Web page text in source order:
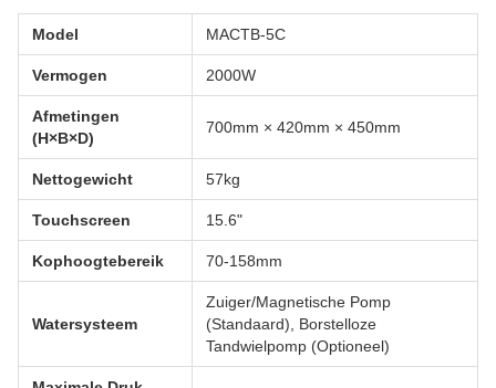
Model MACTB-5C
Vermogen 2000W
Afmetingen
(H×B×D)
700mm × 420mm × 450mm
Nettogewicht 57kg
Touchscreen 15.6"
Kophoogtebereik 70-158mm
Watersysteem
Zuiger/Magnetische Pomp
(Standaard), Borstelloze
Tandwielpomp (Optioneel)